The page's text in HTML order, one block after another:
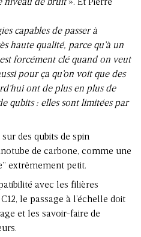
niveau de bruit». Et Pierre
capables de passer à
haute qualité, parce qu’à un
forcément clé quand on veut
pour ça qu’on voit que des
ont de plus en plus de
qubits : elles sont limitées par
des qubits de spin
de carbone, comme une
extrêmement petit.
avec les filières
le passage à l’échelle doit
et les savoir-faire de